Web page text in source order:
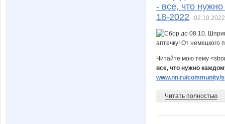
- все, что
18-2022
Читайте мою тему
все, что нужно
www.nn.ru/community/
Читать полностью